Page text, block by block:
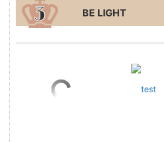
BE LIGHT
test